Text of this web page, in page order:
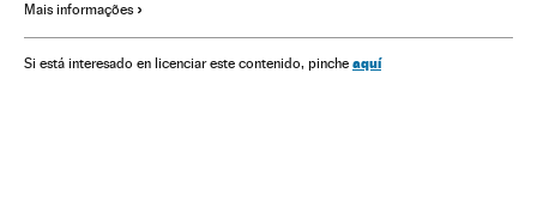
Lavagem dinheiro
Corrupção política Caixa dois Poder judicial
Mais informações
Si está interesado en licenciar este contenido, pinche aquí